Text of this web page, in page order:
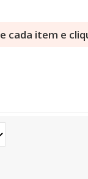
cada item e